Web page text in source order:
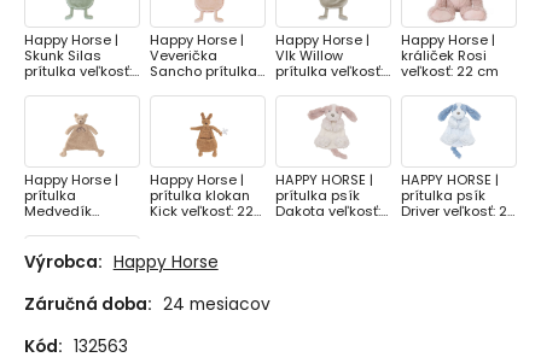
Happy Horse |
Skunk Silas
prítulka veľkosť:
Happy Horse |
Veverička
Sancho prítulka
Happy Horse |
Vlk Willow
prítulka veľkosť:
Happy Horse |
králiček Rosi
veľkosť: 22 cm
Happy Horse |
prítulka
Medvedík
22 cm
Happy Horse |
prítulka klokan
Kick veľkosť: 22
HAPPY HORSE |
prítulka psík
Dakota veľkosť:
HAPPY HORSE |
prítulka psík
Driver veľkosť: 22
Sliepočka Carice
no.1 veľkosť: 22
Výrobca: Happy Horse
Záručná doba: 24 mesiacov
Kód: 132563